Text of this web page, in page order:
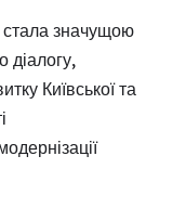
стала значущою
діалогу,
Київської та